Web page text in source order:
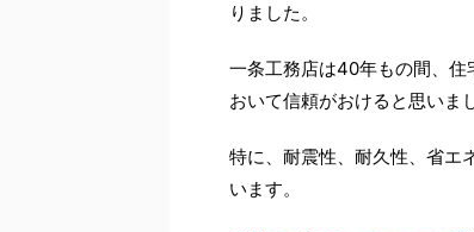
りました。
一条工務店は40年もの間、住
おいて信頼がおけると思いま
特に、耐震性、耐久性、省エ
います。